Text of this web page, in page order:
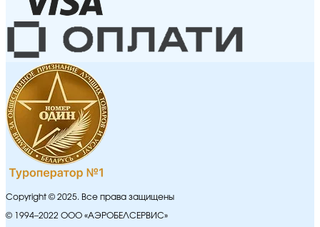
Copyright © 2025. Все права защищены
© 1994–2022 ООО «АЭРОБЕЛСЕРВИС»